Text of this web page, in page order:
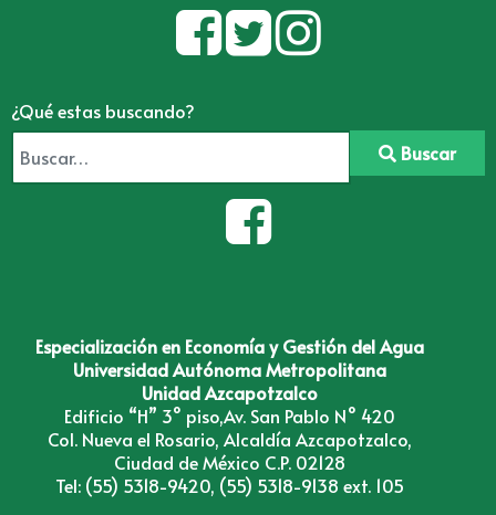
¿Qué estas buscando?
Buscar
Especialización en Economía y Gestión del Agua
Universidad Autónoma Metropolitana
Unidad Azcapotzalco
Edificio “H” 3° piso,Av. San Pablo N° 420
Col. Nueva el Rosario, Alcaldía Azcapotzalco,
Ciudad de México C.P. 02128
Tel: (55) 5318-9420, (55) 5318-9138 ext. 105